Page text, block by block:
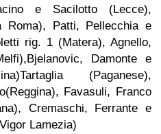
e Sacilotto (Lecce),
Roma), Patti, Pellecchia e
rig. 1 (Matera), Agnello,
Damonte e
(Paganese),
Favasuli, Franco
Cremaschi, Ferrante e
Lamezia)